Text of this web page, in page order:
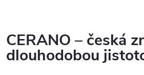
CERANO – česká
dlouhodobou